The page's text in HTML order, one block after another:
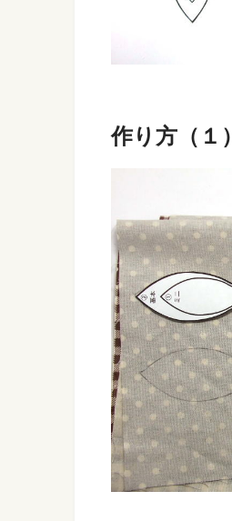
作り方（１）